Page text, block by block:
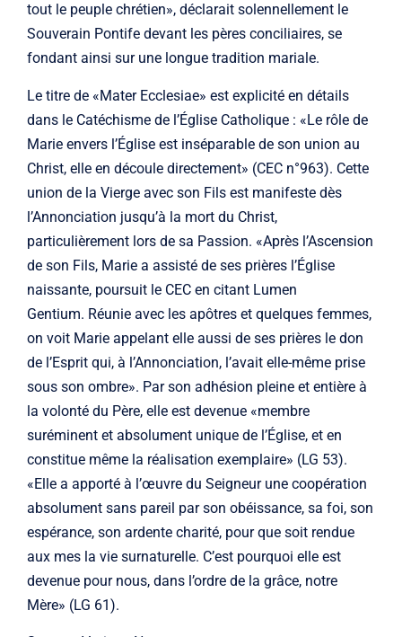
tout le peuple chrétien», déclarait solennellement le
Souverain Pontife devant les pères conciliaires, se
fondant ainsi sur une longue tradition mariale.
Le titre de «Mater Ecclesiae» est explicité en détails
dans le Catéchisme de l’Église Catholique : «Le rôle de
Marie envers l’Église est inséparable de son union au
Christ, elle en découle directement» (CEC n°963). Cette
union de la Vierge avec son Fils est manifeste dès
l’Annonciation jusqu’à la mort du Christ,
particulièrement lors de sa Passion. «Après l’Ascension
de son Fils, Marie a assisté de ses prières l’Église
naissante, poursuit le CEC en citant Lumen
Gentium. Réunie avec les apôtres et quelques femmes,
on voit Marie appelant elle aussi de ses prières le don
de l’Esprit qui, à l’Annonciation, l’avait elle-même prise
sous son ombre». Par son adhésion pleine et entière à
la volonté du Père, elle est devenue «membre
suréminent et absolument unique de l’Église, et en
constitue même la réalisation exemplaire» (LG 53).
«Elle a apporté à l’œuvre du Seigneur une coopération
absolument sans pareil par son obéissance, sa foi, son
espérance, son ardente charité, pour que soit rendue
aux mes la vie surnaturelle. C’est pourquoi elle est
devenue pour nous, dans l’ordre de la grâce, notre
Mère» (LG 61).